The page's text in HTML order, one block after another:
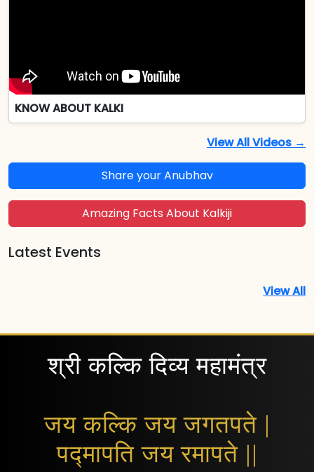
KNOW ABOUT KALKI
View All Videos →
Share your Anubhav
Amazing Facts About Kalkiji
Latest Events
View All
श्री कल्कि दिव्य महामंत्र
जय कल्कि जय जगतपते |
पद्मापति जय रमापते ||